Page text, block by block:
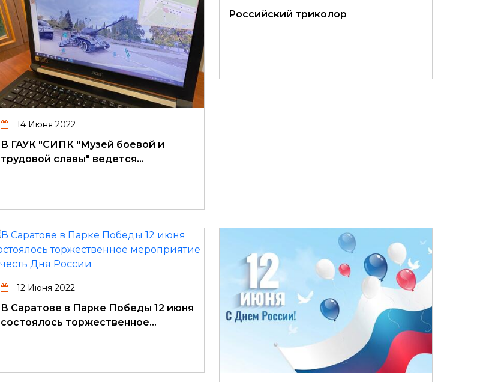
14 Июня 2022
В ГАУК "СИПК "Музей боевой и
трудовой славы" ведется…
Российский триколор
12 Июня 2022
В Саратове в Парке Победы 12 июня
состоялось торжественное…